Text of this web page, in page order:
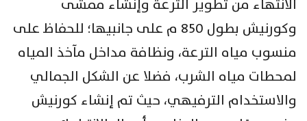
وكورنيش بطول 850 م على جانبيها؛ للحفاظ على
منسوب مياه الترعة، ونظافة مداخل مآخذ المياه
لمحطات مياه الشرب، فضلا عن الشكل الجمالي
والاستخدام الترفيهي، حيث تم إنشاء كورنيش